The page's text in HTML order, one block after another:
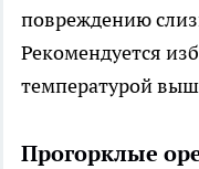
повреждению
Рекомендуется
температурой
Прогорклые